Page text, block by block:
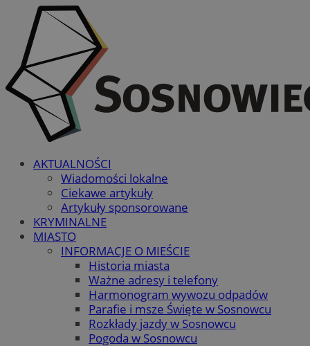
AKTUALNOŚCI
Wiadomości lokalne
Ciekawe artykuły
Artykuły sponsorowane
KRYMINALNE
MIASTO
INFORMACJE O MIEŚCIE
Historia miasta
Ważne adresy i telefony
Harmonogram wywozu odpadów
Parafie i msze Święte w Sosnowcu
Rozkłady jazdy w Sosnowcu
Pogoda w Sosnowcu